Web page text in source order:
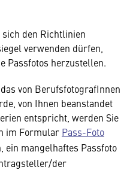
den Richtlinien
verwenden dürfen,
Passfotos herzustellen.
von BerufsfotografInnen
von Ihnen beanstandet
entspricht, werden Sie
im Formular Pass-Foto
ein mangelhaftes Passfoto
der